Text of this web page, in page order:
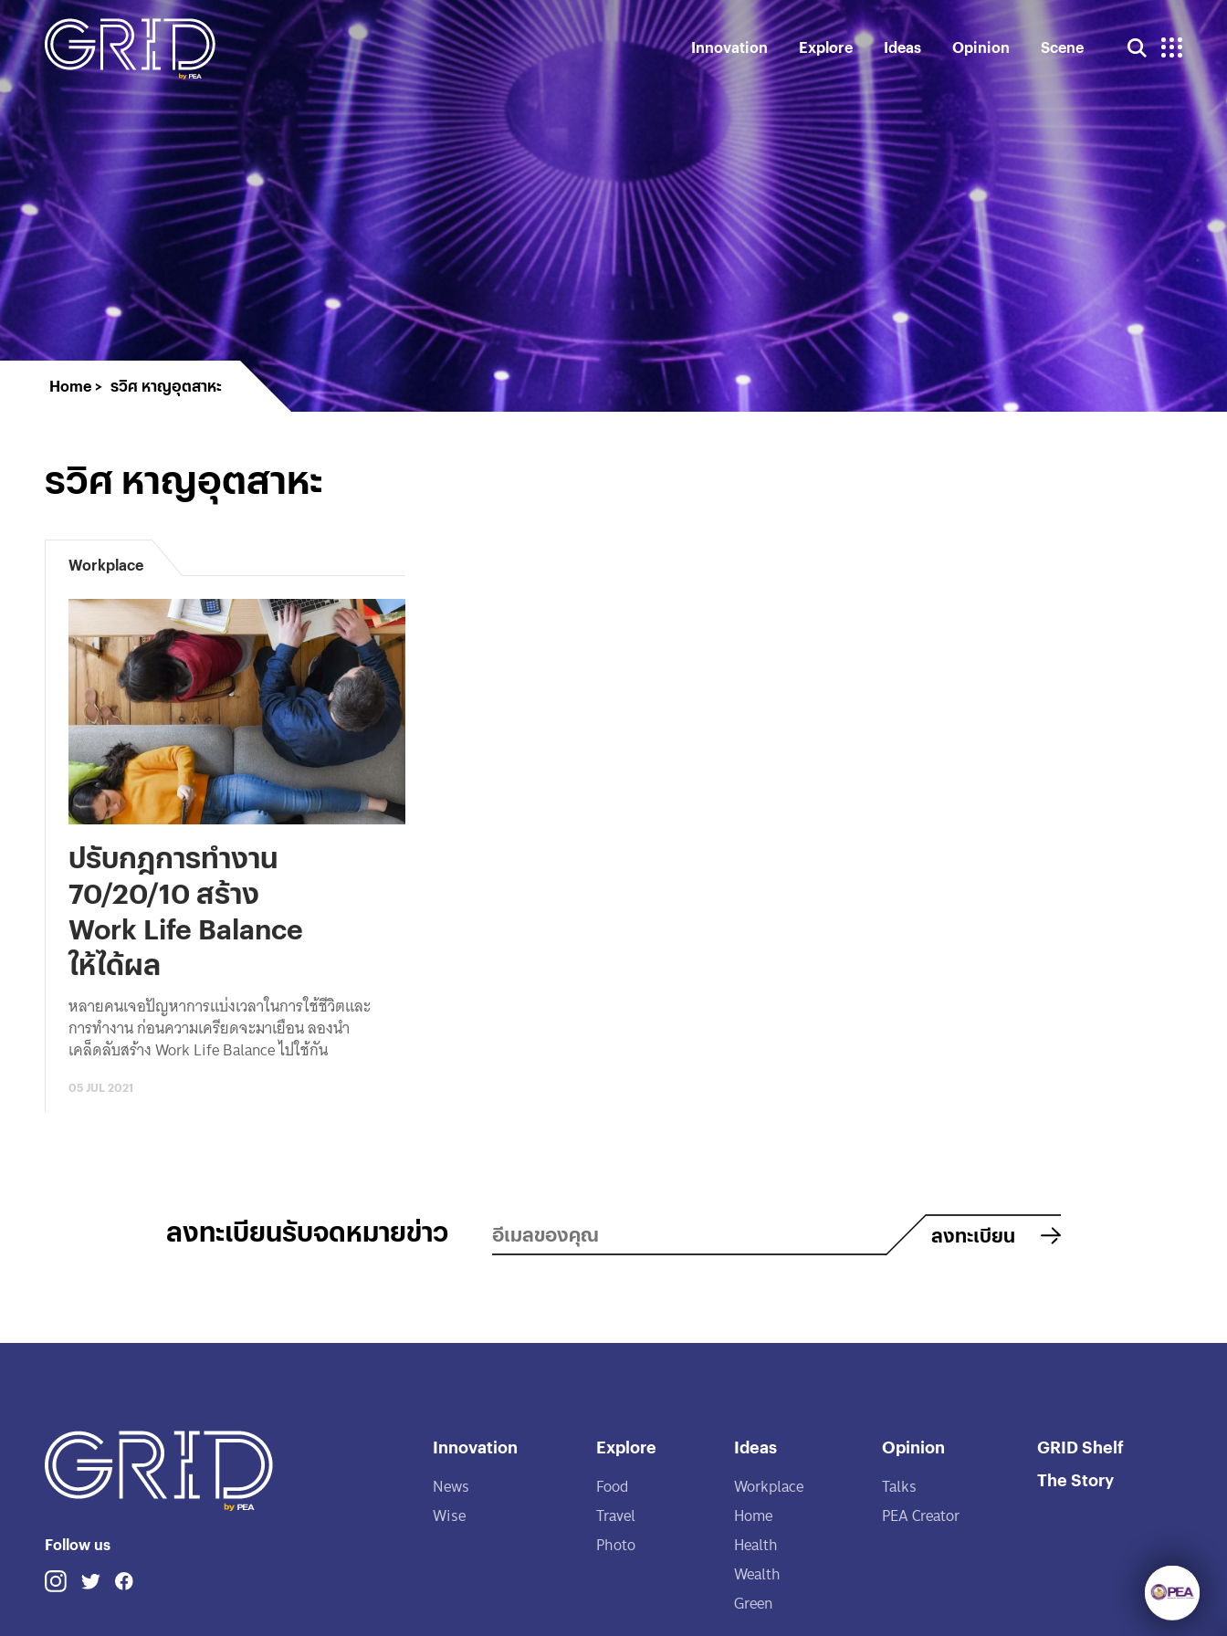
Innovation Explore Ideas Opinion Scene
Home รวิศ หาญอุตสาหะ
รวิศ หาญอุตสาหะ
Workplace
ปรับกฎการทำงาน
70/20/10 สร้าง
Work Life Balance
ให้ได้ผล
หลายคนเจอปัญหาการแบ่งเวลาในการใช้ชีวิตและ
การทำงาน ก่อนความเครียดจะมาเยือน ลองนำ
เคล็ดลับสร้าง Work Life Balance ไปใช้กัน
05 JUL 2021
ลงทะเบียนรับจดหมายข่าว ลงทะเบียน
Follow us
Innovation
News
Wise
Explore
Food
Travel
Photo
Ideas
Workplace
Home
Health
Wealth
Green
Opinion
Talks
PEA Creator
GRID Shelf
The Story